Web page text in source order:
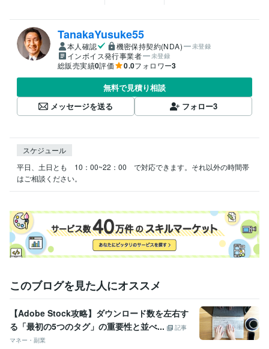
TanakaYusuke55
本人確認 機密保持契約(NDA) 未登録
インボイス発行事業者 未登録
総販売実績0評価 0.0フォロワー3
無料で見積り相談
メッセージを送る
フォロー3
スケジュール
平日、土日とも　10：00~22：00　で対応できます。それ以外の時間帯
はご相談ください。
このブログを見た人にオススメ
【Adobe Stock攻略】ダウンロード数を左右す
る「最初の5つのタグ」の重要性と並べ...
記事
マネー・副業